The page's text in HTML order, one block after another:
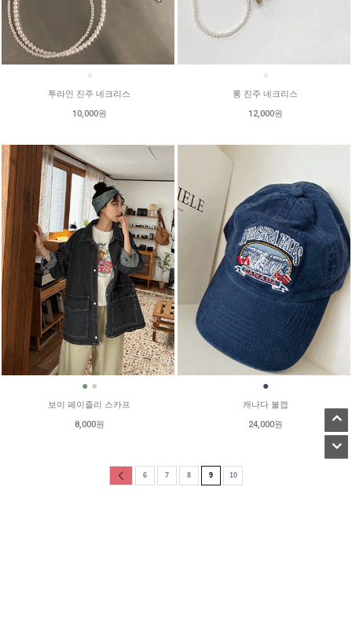
●
투라인 진주 네크리스
10,000원
●
롱 진주 네크리스
12,000원
● ●
보이 페이즐리 스카프
8,000원
●
캐나다 볼캡
24,000원
6 7 8 9 10